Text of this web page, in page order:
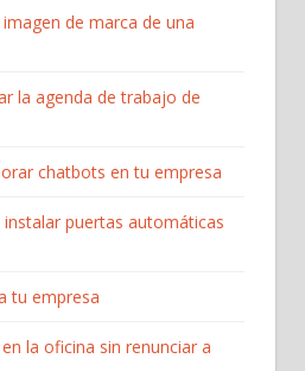
de marca de una
la agenda de trabajo de
chatbots en tu empresa
puertas automáticas
tu empresa
la oficina sin renunciar a